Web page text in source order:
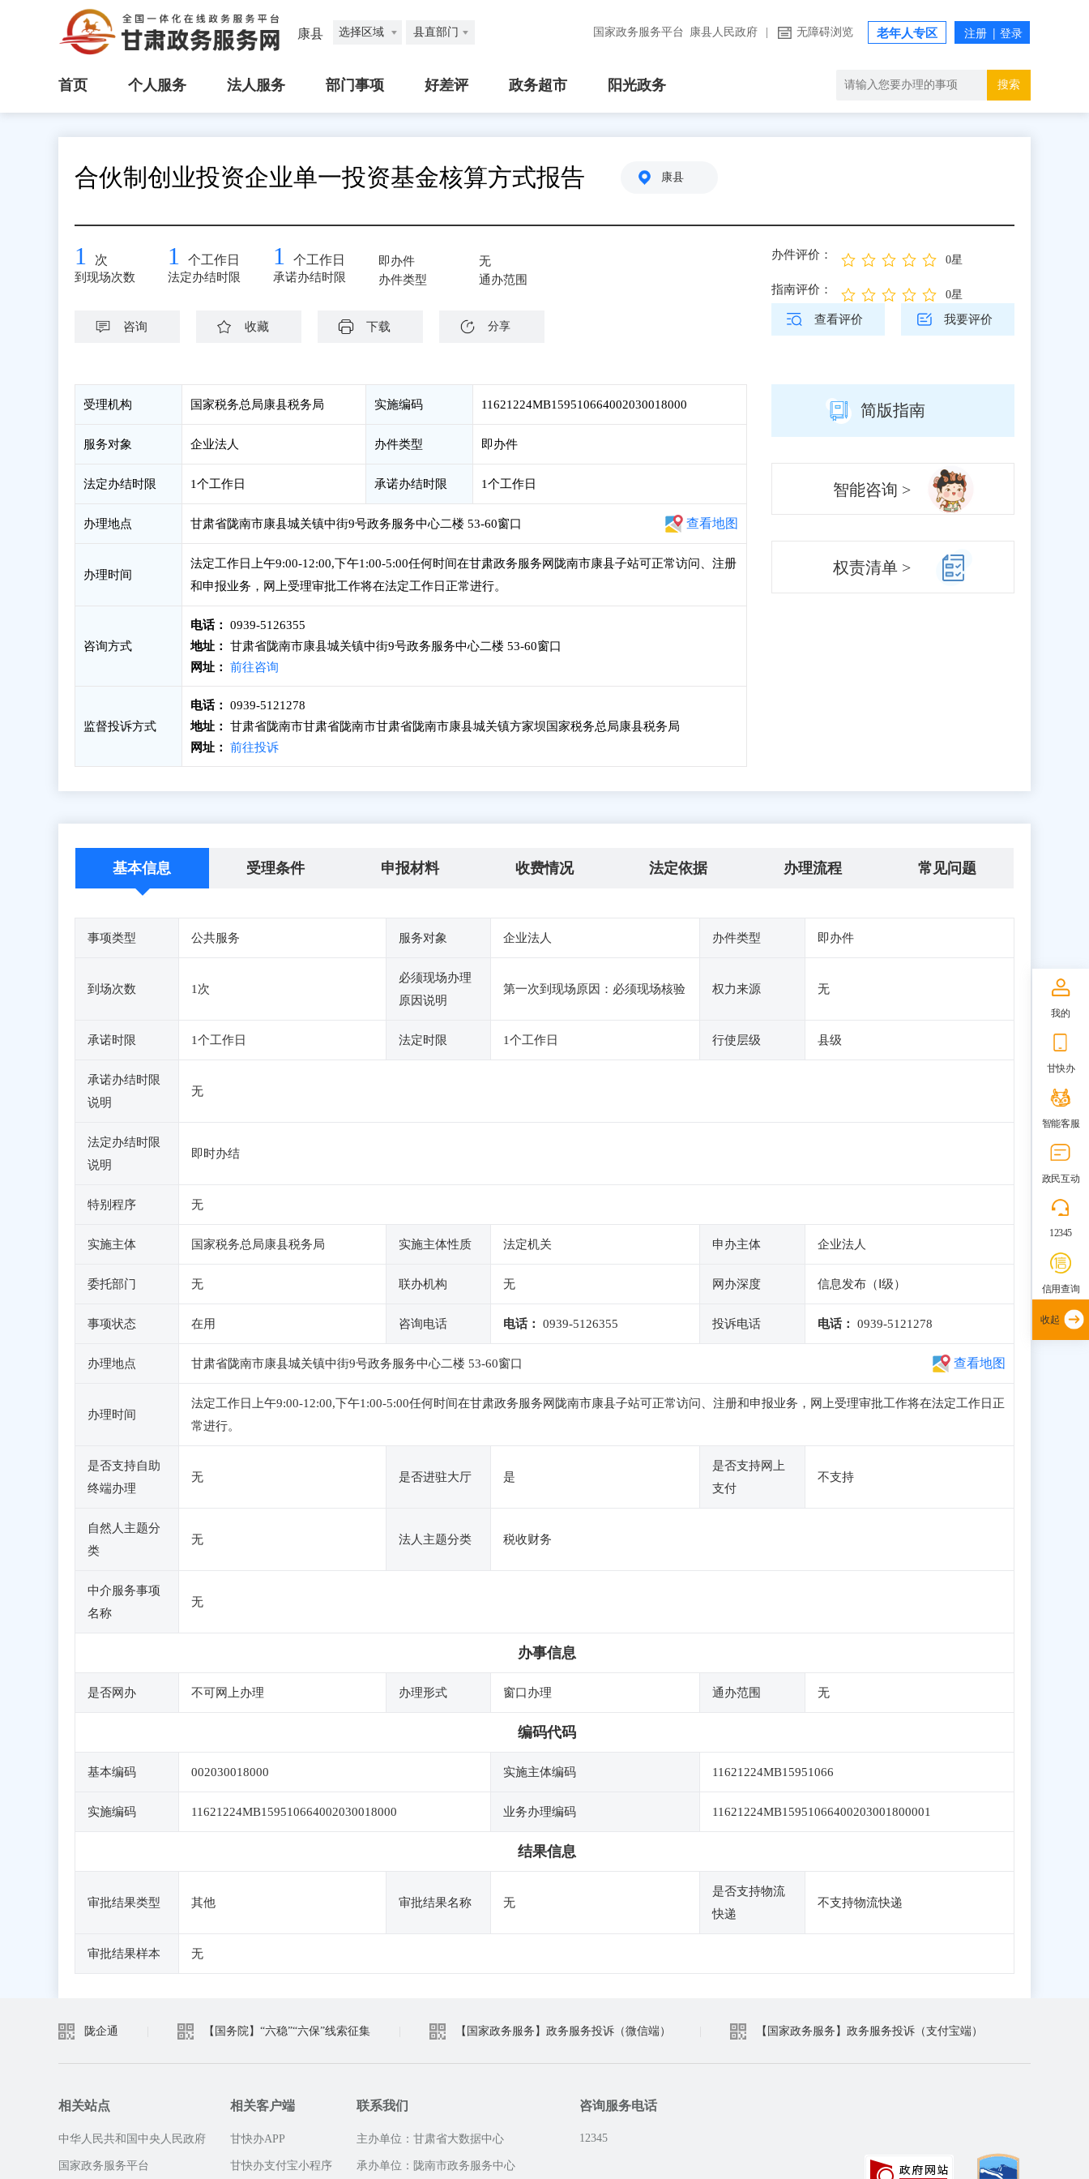
康县 选择区域 县直部门 国家政务服务平台 康县人民政府 无障碍浏览 老年人专区
首页 个人服务 法人服务 部门事项 好差评 政务超市 阳光政务 搜索
合伙制创业投资企业单一投资基金核算方式报告 康县
1 次
到现场次数
1 个工作日
法定办结时限
1 个工作日
承诺办结时限
即办件
办件类型
无
通办范围
咨询 收藏 下载 分享
办件评价： 0星
指南评价： 0星
查看评价 我要评价
受理机构 国家税务总局康县税务局 实施编码 11621224MB159510664002030018000
服务对象 企业法人 办件类型 即办件
法定办结时限 1个工作日 承诺办结时限 1个工作日
办理地点 甘肃省陇南市康县城关镇中街9号政务服务中心二楼 53-60窗口 查看地图
办理时间
法定工作日上午9:00-12:00,下午1:00-5:00任何时间在甘肃政务服务网陇南市康县子站可正常访问、注册
和申报业务，网上受理审批工作将在法定工作日正常进行。
咨询方式
电话：
0939-5126355
地址：
甘肃省陇南市康县城关镇中街9号政务服务中心二楼 53-60窗口
网址：
前往咨询
监督投诉方式
电话：
0939-5121278
地址：
甘肃省陇南市甘肃省陇南市甘肃省陇南市康县城关镇方家坝国家税务总局康县税务局
网址：
前往投诉
简版指南
智能咨询 >
权责清单 >
基本信息 受理条件 申报材料 收费情况 法定依据 办理流程 常见问题
事项类型 公共服务 服务对象 企业法人 办件类型 即办件
到场次数 1次
必须现场办理
原因说明
第一次到现场原因：必须现场核验 权力来源 无
承诺时限 1个工作日 法定时限 1个工作日 行使层级 县级
承诺办结时限
说明
无
法定办结时限
说明
即时办结
特别程序 无
实施主体 国家税务总局康县税务局 实施主体性质 法定机关 申办主体 企业法人
委托部门 无 联办机构 无 网办深度 信息发布（Ⅰ级）
事项状态 在用 咨询电话 电话： 0939-5126355 投诉电话 电话： 0939-5121278
办理地点 甘肃省陇南市康县城关镇中街9号政务服务中心二楼 53-60窗口 查看地图
办理时间
法定工作日上午9:00-12:00,下午1:00-5:00任何时间在甘肃政务服务网陇南市康县子站可正常访问、注册和申报业务，网上受理审批工作将在法定工作日正
常进行。
是否支持自助
终端办理
无 是否进驻大厅 是
是否支持网上
支付
不支持
自然人主题分
类
无 法人主题分类 税收财务
中介服务事项
名称
无
办事信息
是否网办 不可网上办理 办理形式 窗口办理 通办范围 无
编码代码
基本编码 002030018000 实施主体编码 11621224MB15951066
实施编码 11621224MB159510664002030018000 业务办理编码 11621224MB15951066400203001800001
结果信息
审批结果类型 其他 审批结果名称 无
是否支持物流
快递
不支持物流快递
审批结果样本 无
陇企通 【国务院】“六稳”“六保”线索征集 【国家政务服务】政务服务投诉（微信端） 【国家政务服务】政务服务投诉（支付宝端）
相关站点
中华人民共和国中央人民政府
国家政务服务平台
相关客户端
甘快办APP
甘快办支付宝小程序
联系我们
主办单位：甘肃省大数据中心
承办单位：陇南市政务服务中心
咨询服务电话
12345
我的
甘快办
智能客服
政民互动
12345
信用查询
收起